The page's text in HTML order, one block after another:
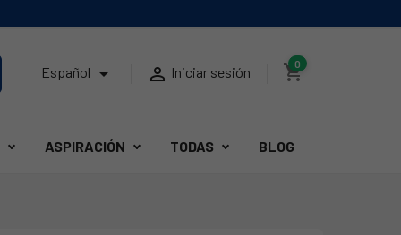
Español   Iniciar sesión shopping_cart
0
ASPIRACIÓN TODAS BLOG